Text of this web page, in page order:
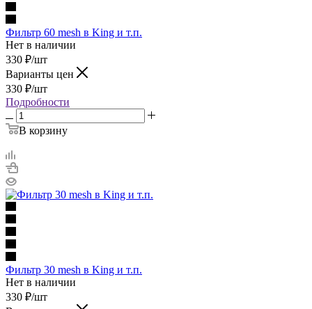
Фильтр 60 mesh в King и т.п.
Нет в наличии
330 ₽/шт
Варианты цен
330 ₽/шт
Подробности
В корзину
Фильтр 30 mesh в King и т.п.
Нет в наличии
330 ₽/шт